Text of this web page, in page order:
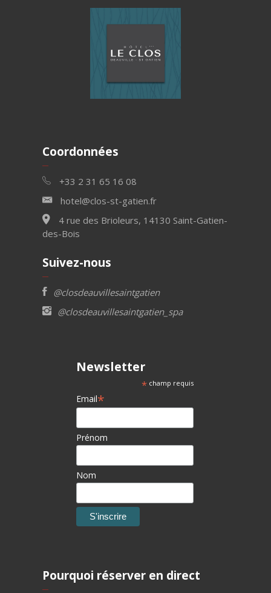
Coordonnées
+33 2 31 65 16 08
hotel@clos-st-gatien.fr
4 rue des Brioleurs, 14130 Saint-Gatien-
des-Bois
Suivez-nous
@closdeauvillesaintgatien
@closdeauvillesaintgatien_spa
Newsletter
* champ requis
Email*
Prénom
Nom
Pourquoi réserver en direct